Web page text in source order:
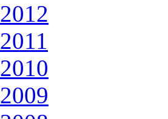
2012
2011
2010
2009